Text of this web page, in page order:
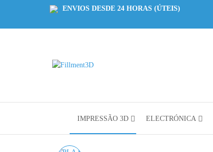
ENVIOS DESDE 24 HORAS (ÚTEIS)
IMPRESSÃO 3D ELECTRÓNICA